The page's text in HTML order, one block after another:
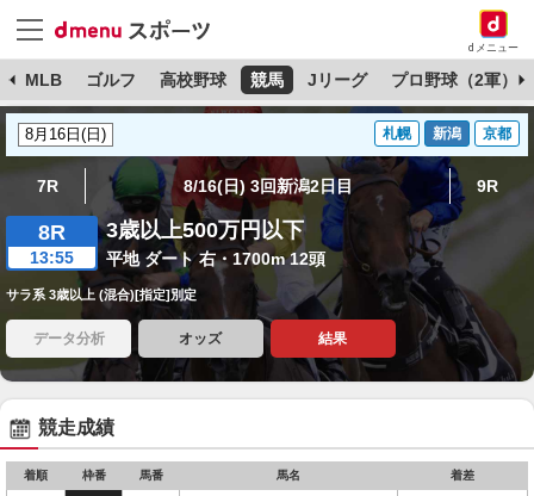
dメニュー
MLB ゴルフ 高校野球 競馬 Jリーグ プロ野球（2軍）
札幌 新潟 京都
7R 8/16(日) 3回新潟2日目 9R
8R
13:55
3歳以上500万円以下
平地 ダート 右・1700m 12頭
サラ系 3歳以上 (混合)[指定]別定
データ分析 オッズ 結果
競走成績
着順 枠番 馬番 馬名 着差